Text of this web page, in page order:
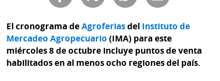
Paper
Buscador
Contenido
de
marcas
RSS
El cronograma deAgroferiasdel Instituto de
Mercadeo Agropecuario (IMA) para este
miércoles 8 de octubre incluye puntos de venta
habilitados en al menos ocho regiones del país.